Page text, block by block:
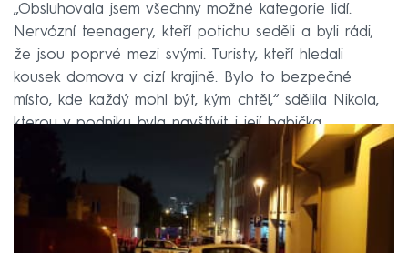
„Obsluhovala jsem všechny možné kategorie lidí.
Nervózní teenagery, kteří potichu seděli a byli rádi,
že jsou poprvé mezi svými. Turisty, kteří hledali
kousek domova v cizí krajině. Bylo to bezpečné
místo, kde každý mohl být, kým chtěl,“ sdělila Nikola,
kterou v podniku byla navštívit i její babička.